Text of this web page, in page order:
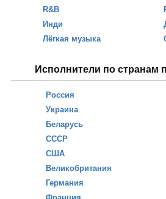
R&B
Инди
Лёгкая музыка
Исполнители по странам
Россия
Украина
Беларусь
СССР
США
Великобритания
Германия